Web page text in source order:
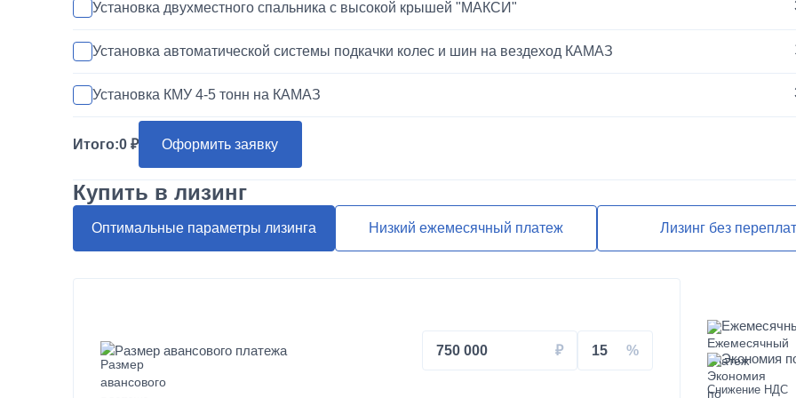
Установка двухместного спальника с высокой крышей "МАКСИ"
Установка автоматической системы подкачки колес и шин на вездеход КАМАЗ
Установка КМУ 4-5 тонн на КАМАЗ
Установка запасного колеса на КАМАЗ
Переделка двигателя КАМАЗ ЕВРО-3/4/5 на ЕВРО-2
Наращивание кузова и бортов на КАМАЗ
Итого:0 Оформить заявку
Купить в лизинг
Оптимальные параметры лизинга Низкий ежемесячный платеж Лизинг без переплат
Размер авансового платежа 750 000 15
Экономия
Снижение НДС